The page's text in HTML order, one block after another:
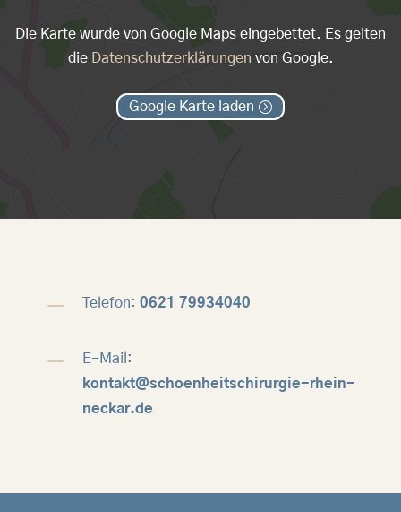
Die Karte wurde von Google Maps eingebettet. Es gelten
die Datenschutzerklärungen von Google.
Google Karte laden
K Telefon: 0621 79934040
K
E-Mail:
kontakt@schoenheitschirurgie-rhein-
neckar.de